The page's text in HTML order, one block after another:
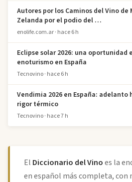
Autores por los Caminos del Vino de
Zelanda por el podio del …
enolife.com.ar · hace 6 h
Eclipse solar 2026: una
enoturismo en España
Tecnovino · hace 6 h
Vendimia 2026 en España:
rigor térmico
Tecnovino · hace 7 h
El Diccionario del Vinoes la
en español más completa, con